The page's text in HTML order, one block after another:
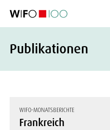
Publikationen
WIFO-MONATSBERICHTE
Frankreich